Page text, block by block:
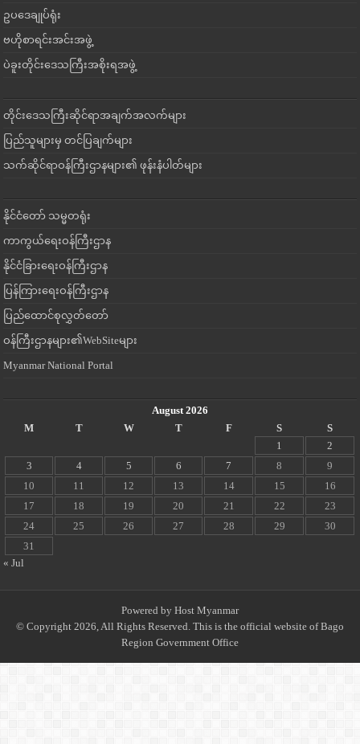
ဥပဒေချုပ်ရုံး
ဗဟိုစာရင်းအင်းအဖွဲ့
ပဲခူးတိုင်းဒေသကြီးအစိုးရအဖွဲ့
တိုင်းဒေသကြီးဆိုင်ရာအချက်အလက်များ
ပြည်သူများမှ တင်ပြချက်များ
သက်ဆိုင်ရာဝန်ကြီးဌာနများ၏ ဖုန်းနံပါတ်များ
နိုင်ငံတော် သမ္မတရုံး
ကာကွယ်ရေးဝန်ကြီးဌာန
နိုင်ငံခြားရေးဝန်ကြီးဌာန
ပြန်ကြားရေးဝန်ကြီးဌာန
ပြည်ထောင်စုလွှတ်တော်
ဝန်ကြီးဌာနများ၏WebSiteများ
Myanmar National Portal
August 2026
M
T W T F S
S
1
2
3
4 5 6 7 8
9
10
11 12 13 14 15
16
17
18 19 20 21 22
23
24
25 26 27 28 29
30
31
« Jul
Powered by Host Myanmar
© Copyright 2026, All Rights Reserved. This is the official website of Bago
Region Government Office